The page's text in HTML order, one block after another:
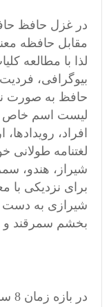
در غزل حافظ
مقابل حافظه
لذا با مطالعه
بیوگرافی،
حافظ به صورت
لیست اسم خاص
افراد،
لغتنامه طولانی
شیراز، هندو،
برای نزدیکی با
شیرازی به دست
بخشم سمرقند و